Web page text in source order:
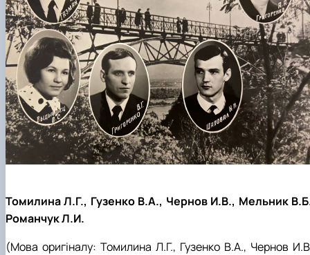
Томилина Л.Г., Гузенко В.А., Чернов И.В., Мельник
Романчук Л.И.
(Мова оригіналу: Томилина Л.Г., Гузенко В.А., Чернов